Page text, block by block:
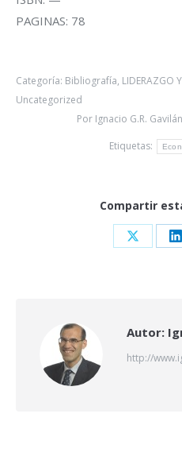
PAGINAS: 78
Categoría: Bibliografía, LIDERAZGO
Uncategorized
Por Ignacio G.R. Gavilán
Etiquetas:
Compartir
Share
Autor:
http://